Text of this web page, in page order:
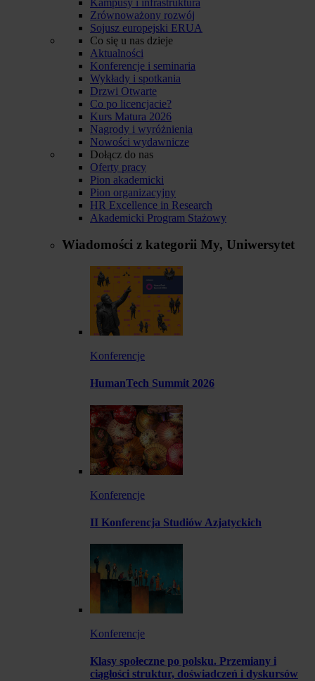
Zrównoważony rozwój
Sojusz europejski ERUA
Co się u nas dzieje
Aktualności
Konferencje i seminaria
Wykłady i spotkania
Drzwi Otwarte
Co po licencjacie?
Kurs Matura 2026
Nagrody i wyróżnienia
Nowości wydawnicze
Dołącz do nas
Oferty pracy
Pion akademicki
Pion organizacyjny
HR Excellence in Research
Akademicki Program Stażowy
Wiadomości z kategorii My, Uniwersytet
Konferencje
HumanTech Summit 2026
Konferencje
II Konferencja Studiów Azjatyckich
Konferencje
Klasy społeczne po polsku. Przemiany i
ciągłości struktur, doświadczeń i dyskursów